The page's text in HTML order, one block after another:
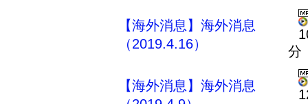
【海外消息】海外消息
（2019.4.16）
分
【海外消息】海外消息